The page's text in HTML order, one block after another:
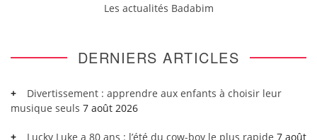
Les actualités Badabim
DERNIERS ARTICLES
Divertissement : apprendre aux enfants à choisir leur
musique seuls 7 août 2026
Lucky Luke a 80 ans : l’été du cow-boy le plus rapide 7 août